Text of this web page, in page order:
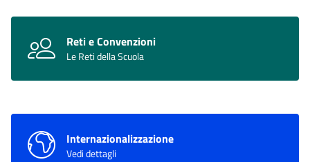
Reti e Convenzioni
Le Reti della Scuola
Internazionalizzazione
Vedi dettagli